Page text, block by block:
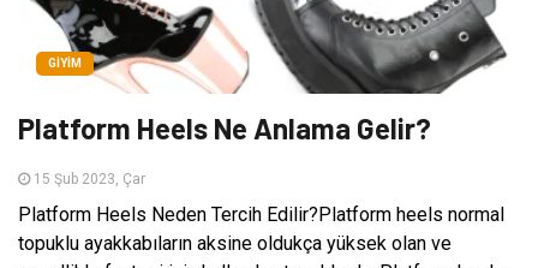
GIYIM
Platform Heels Ne Anlama Gelir?
15 Şub 2023, Çar
Platform Heels Neden Tercih Edilir?Platform heels normal
topuklu ayakkabıların aksine oldukça yüksek olan ve